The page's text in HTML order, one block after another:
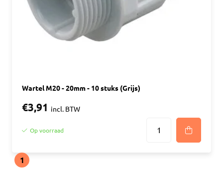
Wartel M20 - 20mm - 10 stuks (Grijs)
€3,91 incl. BTW
Op voorraad
1